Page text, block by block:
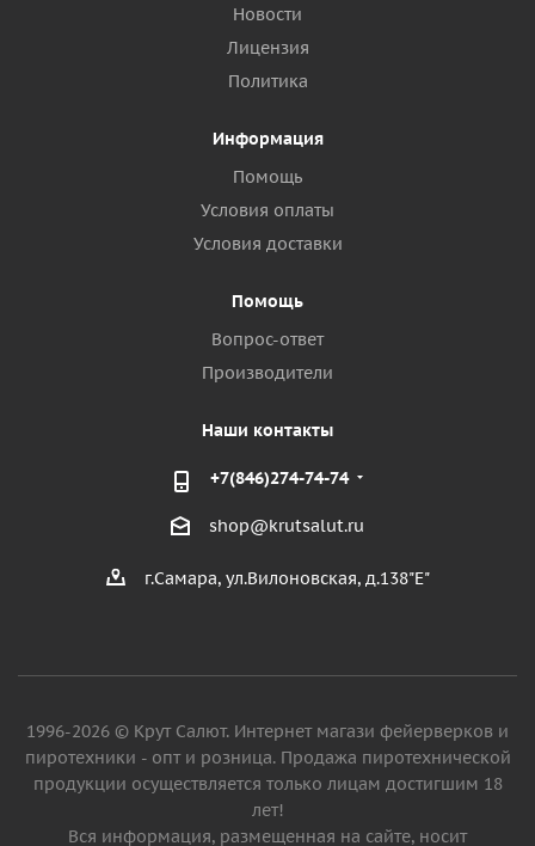
Новости
Лицензия
Политика
Информация
Помощь
Условия оплаты
Условия доставки
Помощь
Вопрос-ответ
Производители
Наши контакты
+7(846)274-74-74
shop@krutsalut.ru
г.Самара, ул.Вилоновская, д.138"Е"
1996-2026 © Крут Салют. Интернет магази фейерверков и
пиротехники - опт и розница. Продажа пиротехнической
продукции осуществляется только лицам достигшим 18
лет!
Вся информация, размещенная на сайте, носит